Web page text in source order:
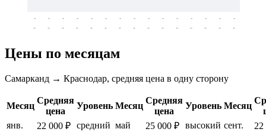
-
-
-
-
-
-
-
-
-
-
-
-
-
-
-
-
-
-
-
-
-
-
-
-
-
-
-
-
-
-
Цены по месяцам
Самарканд → Краснодар, средняя цена в одну сторону
Месяц
Средняя
цена
Уровень Месяц
Средняя
цена
Уровень Месяц
янв.
22 000 ₽ средний май 25 000 ₽ высокий сент.
22